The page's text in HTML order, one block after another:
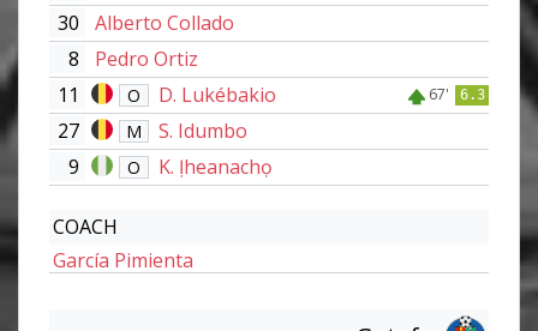
30
Alberto Collado
8
Pedro Ortiz
11
O D. Lukébakio 67' 6.3
27 M
S. Idumbo
9
O K. Ịheanachọ
COACH
García Pimienta